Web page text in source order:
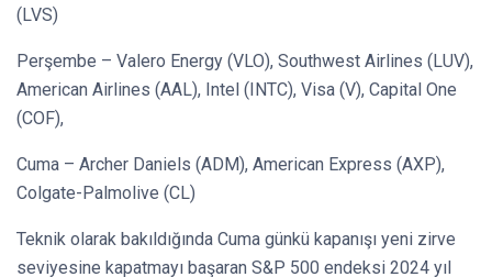
(LVS)
Perşembe – Valero Energy (VLO), Southwest Airlines (LUV),
American Airlines (AAL), Intel (INTC), Visa (V), Capital One
(COF),
Cuma – Archer Daniels (ADM), American Express (AXP),
Colgate-Palmolive (CL)
Teknik olarak bakıldığında Cuma günkü kapanışı yeni zirve
seviyesine kapatmayı başaran S&P 500 endeksi 2024 yıl